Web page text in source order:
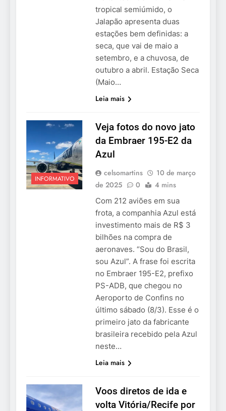
tropical semiúmido, o
Jalapão apresenta duas
estações bem definidas: a
seca, que vai de maio a
setembro, e a chuvosa, de
outubro a abril. Estação Seca
(Maio…
Leia mais
INFORMATIVO
Veja fotos do novo jato
da Embraer 195-E2 da
Azul
celsomartins
10 de março
de 2025
0 4 mins
Com 212 aviões em sua
frota, a companhia Azul está
investimento mais de R$ 3
bilhões na compra de
aeronaves. “Sou do Brasil,
sou Azul”. A frase foi escrita
no Embraer 195-E2, prefixo
PS-ADB, que chegou no
Aeroporto de Confins no
último sábado (8/3). Esse é o
primeiro jato da fabricante
brasileira recebido pela Azul
neste…
Leia mais
Voos diretos de ida e
volta Vitória/Recife por